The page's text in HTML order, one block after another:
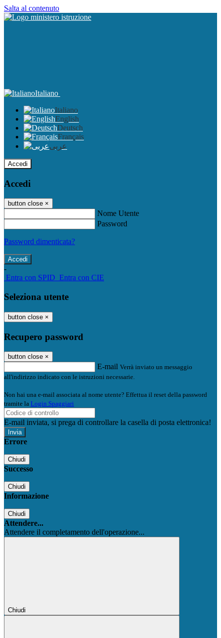
Salta al contenuto
Italiano
Italiano
English
Deutsch
Français
عربى
Accedi
Accedi
button close ×
Nome Utente
Password
Password dimenticata?
-
Entra con SPID Entra con CIE
Seleziona utente
button close ×
Recupero password
button close ×
E-mail Verrà inviato un messaggio
all'indirizzo indicato con le istruzioni necessarie.
Non hai una e-mail associata al nome utente? Effettua il reset della password
tramite la Login Spaggiari
E-mail inviata, si prega di controllare la casella di posta elettronica!
Errore
Chiudi
Successo
Chiudi
Informazione
Chiudi
Attendere...
Attendere il completamento dell'operazione...
Chiudi